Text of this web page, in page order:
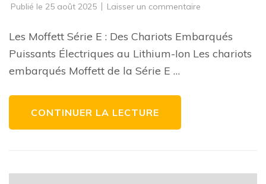
Publié le 25 août 2025 Laisser un commentaire
embarqués
puissants
électriques
au
Les Moffett Série E : Des Chariots Embarqués
Puissants Électriques au Lithium-Ion Les chariots
embarqués Moffett de la Série E …
CONTINUER LA LECTURE